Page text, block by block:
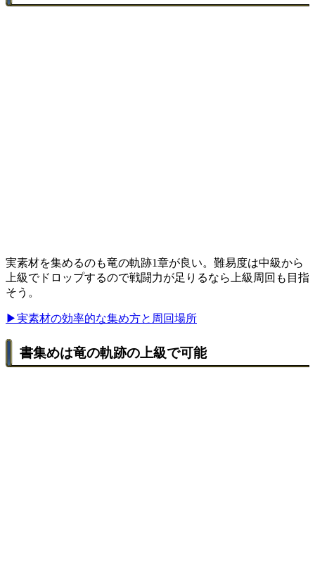
実素材を集めるのも竜の軌跡1章が良い。難易度は中級から
上級でドロップするので戦闘力が足りるなら上級周回も目指
そう。
▶︎実素材の効率的な集め方と周回場所
書集めは竜の軌跡の上級で可能